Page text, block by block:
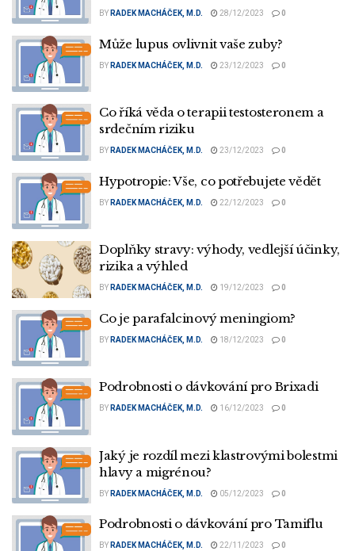
BY RADEK MACHÁČEK, M.D. 28/12/2023 0
Může lupus ovlivnit vaše zuby?
BY RADEK MACHÁČEK, M.D. 23/12/2023 0
Co říká věda o terapii testosteronem a
srdečním riziku
BY RADEK MACHÁČEK, M.D. 23/12/2023 0
Hypotropie: Vše, co potřebujete vědět
BY RADEK MACHÁČEK, M.D. 22/12/2023 0
Doplňky stravy: výhody, vedlejší účinky,
rizika a výhled
BY RADEK MACHÁČEK, M.D. 19/12/2023 0
Co je parafalcinový meningiom?
BY RADEK MACHÁČEK, M.D. 18/12/2023 0
Podrobnosti o dávkování pro Brixadi
BY RADEK MACHÁČEK, M.D. 16/12/2023 0
Jaký je rozdíl mezi klastrovými bolestmi
hlavy a migrénou?
BY RADEK MACHÁČEK, M.D. 05/12/2023 0
Podrobnosti o dávkování pro Tamiflu
BY RADEK MACHÁČEK, M.D. 22/11/2023 0